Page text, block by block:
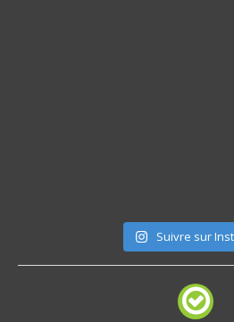
Suivre sur